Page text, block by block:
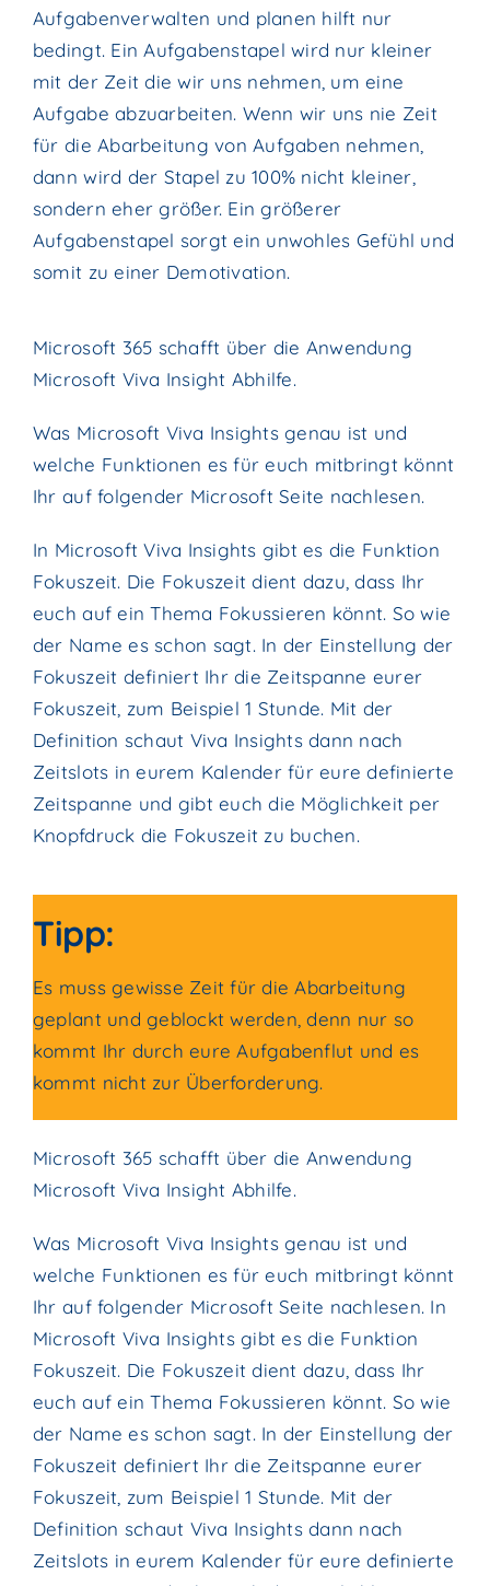
Aufgabenverwalten und planen hilft nur
bedingt. Ein Aufgabenstapel wird nur kleiner
mit der Zeit die wir uns nehmen, um eine
Aufgabe abzuarbeiten. Wenn wir uns nie Zeit
für die Abarbeitung von Aufgaben nehmen,
dann wird der Stapel zu 100% nicht kleiner,
sondern eher größer. Ein größerer
Aufgabenstapel sorgt ein unwohles Gefühl und
somit zu einer Demotivation.
Microsoft 365 schafft über die Anwendung
Microsoft Viva Insight Abhilfe.
Was Microsoft Viva Insights genau ist und
welche Funktionen es für euch mitbringt könnt
Ihr auf folgender Microsoft Seite nachlesen.
In Microsoft Viva Insights gibt es die Funktion
Fokuszeit. Die Fokuszeit dient dazu, dass Ihr
euch auf ein Thema Fokussieren könnt. So wie
der Name es schon sagt. In der Einstellung der
Fokuszeit definiert Ihr die Zeitspanne eurer
Fokuszeit, zum Beispiel 1 Stunde. Mit der
Definition schaut Viva Insights dann nach
Zeitslots in eurem Kalender für eure definierte
Zeitspanne und gibt euch die Möglichkeit per
Knopfdruck die Fokuszeit zu buchen.
Tipp:
Es muss gewisse Zeit für die Abarbeitung
geplant und geblockt werden, denn nur so
kommt Ihr durch eure Aufgabenflut und es
kommt nicht zur Überforderung.
Microsoft 365 schafft über die Anwendung
Microsoft Viva Insight Abhilfe.
Was Microsoft Viva Insights genau ist und
welche Funktionen es für euch mitbringt könnt
Ihr auf folgender Microsoft Seite nachlesen. In
Microsoft Viva Insights gibt es die Funktion
Fokuszeit. Die Fokuszeit dient dazu, dass Ihr
euch auf ein Thema Fokussieren könnt. So wie
der Name es schon sagt. In der Einstellung der
Fokuszeit definiert Ihr die Zeitspanne eurer
Fokuszeit, zum Beispiel 1 Stunde. Mit der
Definition schaut Viva Insights dann nach
Zeitslots in eurem Kalender für eure definierte